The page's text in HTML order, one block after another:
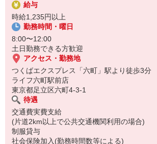
給与
時給1,235円以上
勤務時間・曜日
8:00〜12:00
土日勤務できる方歓迎
アクセス・勤務地
つくばエクスプレス「六町」駅より徒歩3分
ライフ六町駅前店
東京都足立区六町4-3-1
待遇
交通費実費支給
(片道2km以上で公共交通機関利用の場合)
制服貸与
社会保険加入(勤務時間数等による)